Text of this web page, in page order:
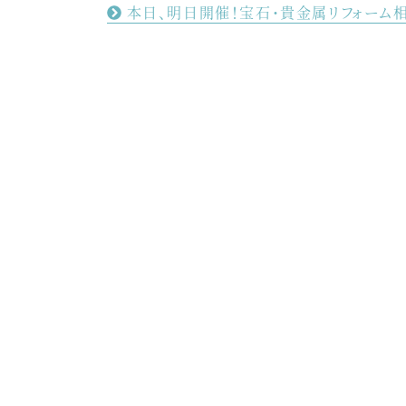
本日、明日開催！宝石・貴金属リフォーム